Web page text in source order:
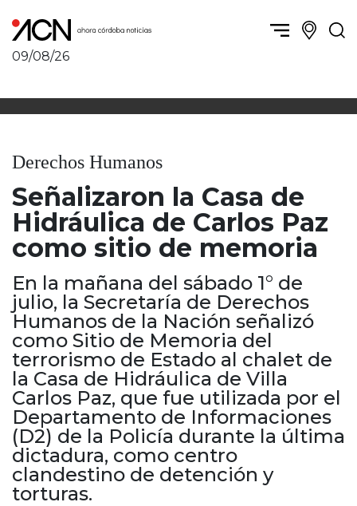
09/08/26
Política y Economía
Córdoba obrera
Córdoba, la Docta
Ambiente y sustentabilidad
Deportes
Córdoba diverse
Córdoba independiente
Internacionales
Humor
Córdoba, la ciudad
Villa María y zona
San Francisco y zona
Traslasierra
Punilla / Carlos Paz
Alta Gracia
Marcos Juárez
Río Primero
Valle de Calamuchita
Jesús María y norte
Cruz del Eje
Corredor de Ansenuza
La Carlota y zona
Laboulaye y sur
Bell Ville
Río Tercero
Derechos Humanos
Señalizaron la Casa de
Hidráulica de Carlos Paz
como sitio de memoria
En la mañana del sábado 1° de
julio, la Secretaría de Derechos
Humanos de la Nación señalizó
como Sitio de Memoria del
terrorismo de Estado al chalet de
la Casa de Hidráulica de Villa
Carlos Paz, que fue utilizada por el
Departamento de Informaciones
(D2) de la Policía durante la última
dictadura, como centro
clandestino de detención y
torturas.